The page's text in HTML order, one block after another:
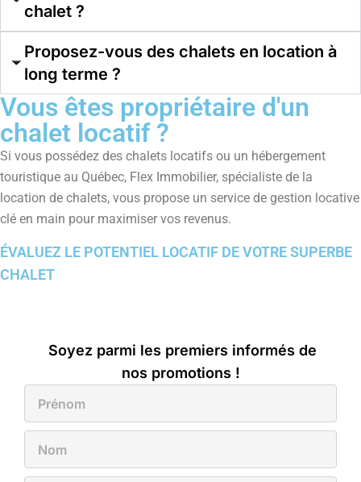
chalet ?
Proposez-vous des chalets en location à
long terme ?
Vous êtes propriétaire d'un
chalet locatif ?
Si vous possédez des chalets locatifs ou un hébergement
touristique au Québec, Flex Immobilier, spécialiste de la
location de chalets, vous propose un service de gestion locative
clé en main pour maximiser vos revenus.
ÉVALUEZ LE POTENTIEL LOCATIF DE VOTRE SUPERBE
CHALET
évasion, chalet idéal, parc
national du mont-mégantic,
foyer / poêle, foyer extérieur,
foyer intérieur, séjour en
nature, experts en séjours
Soyez parmi les premiers informés de
nos promotions !